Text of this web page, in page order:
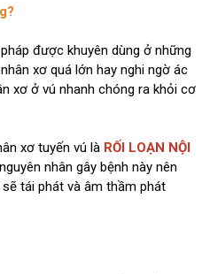
được khuyên dùng ở những
xơ quá lớn hay nghi ngờ ác
xơ ở vú nhanh chóng ra khỏi cơ
xơ tuyến vú là RỐI LOẠN NỘI
nhân gây bệnh này nên
tái phát và âm thầm phát